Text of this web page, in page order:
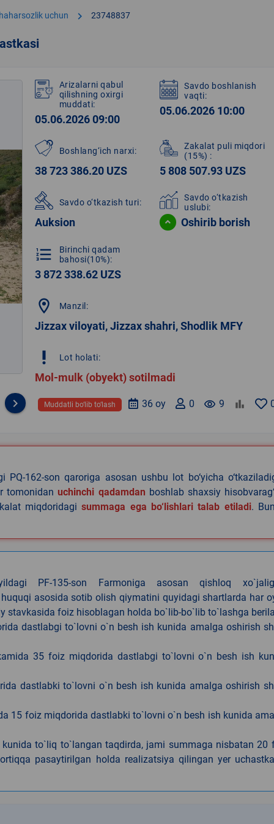
uchun chevron_right 23748837
keyboard_arrow_right
Arizalarni qabul
qilishning oxirgi
muddati:
05.06.2026 09:00
Savdo boshlanish
vaqti:
05.06.2026 10:00
Boshlang‘ich narxi:
38 723 386.20 UZS
Zakalat puli miqdori
(15%) :
5 808 507.93 UZS
Savdo o‘tkazish turi:
Auksion
Savdo o‘tkazish
uslubi:
Oshirib borish
format_list_numbered
Birinchi qadam
bahosi(10%):
3 872 338.62 UZS
location_on Manzil:
Jizzax viloyati, Jizzax shahri, Shodlik MFY
priority_high Lot holati:
Mol-mulk (obyekt) sotilmadi
remove_red_eye 9
0
36 oy
Muddatli bo‘lib to‘lash
PQ-162-son qaroriga asosan ushbu lot bo‘yicha
tomonidanuchinchi qadamdan boshlab shaxsiy
miqdoridagisummaga ega bo‘lishlari talab etiladi.
PF-135-son Farmoniga asosan qishloq
asosida sotib olish qiymatini quyidagi shartlarda har
stavkasida foiz hisoblagan holda bo`lib-bo`lib to`lashga
dastlabgi to`lovni o`n besh ish kunida amalga oshirish
35 foiz miqdorida dastlabgi to`lovni o`n besh ish
dastlabki to`lovni o`n besh ish kunida amalga oshirish
15 foiz miqdorida dastlabki to`lovni o`n besh ish kunida
to`liq to`langan taqdirda, jami summaga nisbatan 20
pasaytirilgan holda realizatsiya qilingan yer